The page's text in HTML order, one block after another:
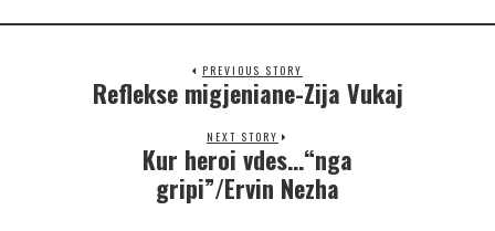
PREVIOUS STORY
Reflekse migjeniane-Zija Vukaj
NEXT STORY
Kur heroi vdes…“nga
gripi”/Ervin Nezha